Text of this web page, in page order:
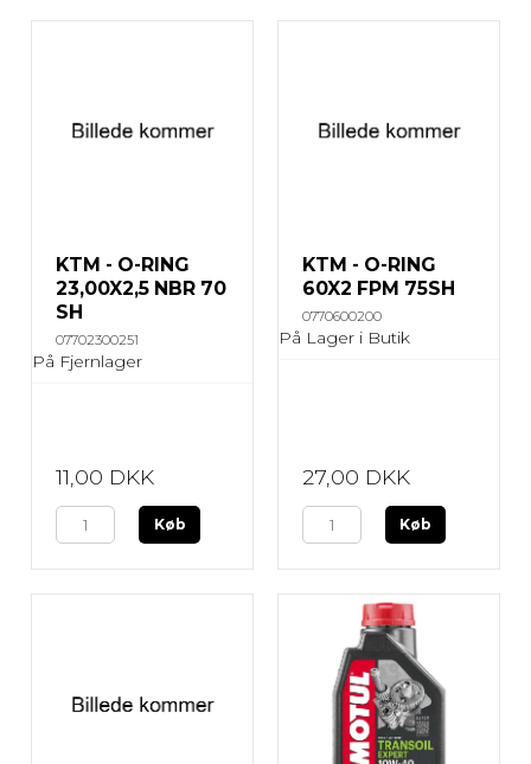
KTM - O-RING
23,00X2,5 NBR 70
SH
07702300251
På Fjernlager
11,00 DKK
Køb
KTM - O-RING
60X2 FPM 75SH
0770600200
På Lager i Butik
27,00 DKK
Køb